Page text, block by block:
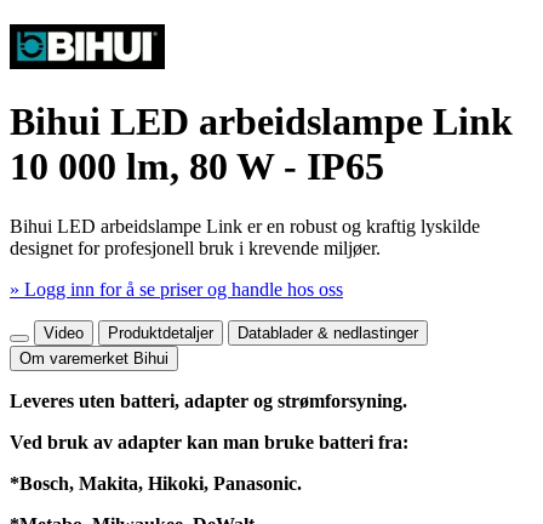
Bihui LED arbeidslampe Link
10 000 lm, 80 W - IP65
Bihui LED arbeidslampe Link er en robust og kraftig lyskilde
designet for profesjonell bruk i krevende miljøer.
» Logg inn for å se priser og handle hos oss
Mer produktdetaljer
Video Produktdetaljer
Datablader & nedlastinger
Om varemerket Bihui
Leveres uten batteri, adapter og strømforsyning.
Ved bruk av adapter kan man bruke batteri fra:
*Bosch, Makita, Hikoki, Panasonic.